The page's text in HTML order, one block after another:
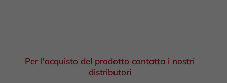
Per l'acquisto del prodotto contatta i nostri
distributori